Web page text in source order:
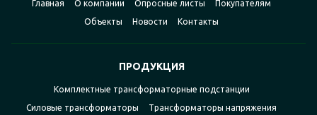
Главная О компании Опросные листы
Покупателям
Объекты
Новости Контакты
ПРОДУКЦИЯ
Комплектные трансформаторные подстанции
Силовые трансформаторы
Трансформаторы напряжения